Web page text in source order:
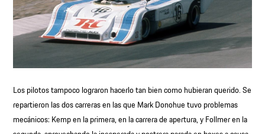
Los pilotos tampoco lograron hacerlo tan bien como hubieran querido. Se
repartieron las dos carreras en las que Mark Donohue tuvo problemas
mecánicos: Kemp en la primera, en la carrera de apertura, y Follmer en la